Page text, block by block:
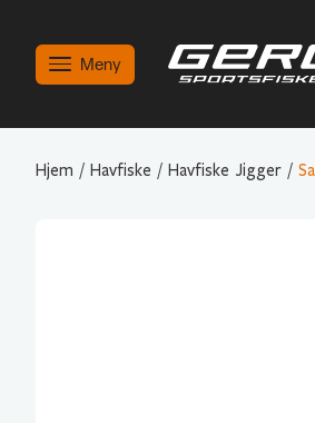
Meny
Hjem / Havfiske / Havfiske Jigger /